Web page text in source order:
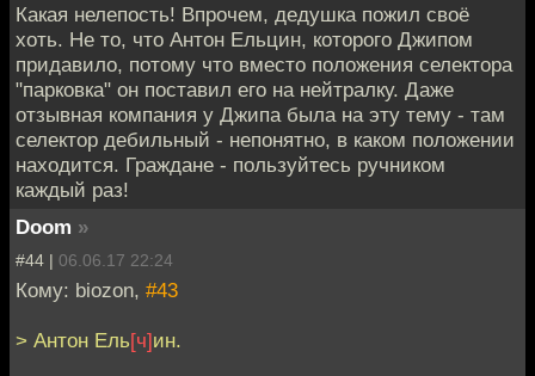
Какая нелепость! Впрочем, дедушка пожил своё
хоть. Не то, что Антон Ельцин, которого Джипом
придавило, потому что вместо положения селектора
"парковка" он поставил его на нейтралку. Даже
отзывная компания у Джипа была на эту тему - там
селектор дебильный - непонятно, в каком положении
находится. Граждане - пользуйтесь ручником
каждый раз!
Doom »
#44 | 06.06.17 22:24
Кому: biozon, #43
> Антон Ель[ч]ин.